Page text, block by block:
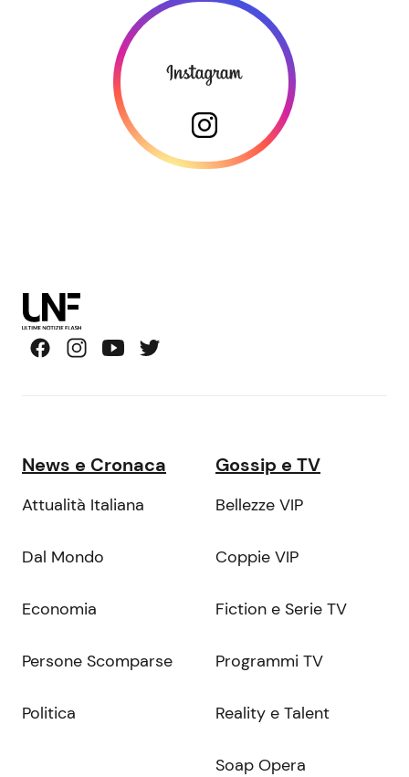
News e Cronaca
Attualità Italiana
Dal Mondo
Economia
Persone Scomparse
Politica
Gossip e TV
Bellezze VIP
Coppie VIP
Fiction e Serie TV
Programmi TV
Reality e Talent
Soap Opera